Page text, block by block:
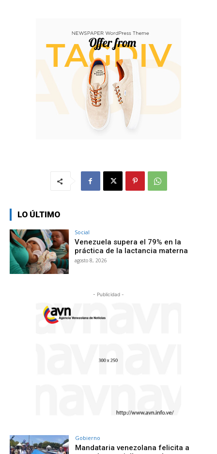
LO ÚLTIMO
Social
Venezuela supera el 79% en la
práctica de la lactancia materna
agosto 8, 2026
- Publicidad -
Gobierno
Mandataria venezolana felicita a